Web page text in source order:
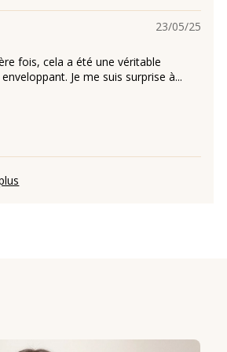
23/05/25
fois, cela a été une véritable
Je me suis surprise à...